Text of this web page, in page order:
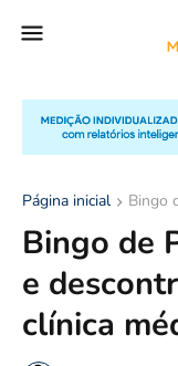
Página inicial Bingo
Bingo de
e
clínica